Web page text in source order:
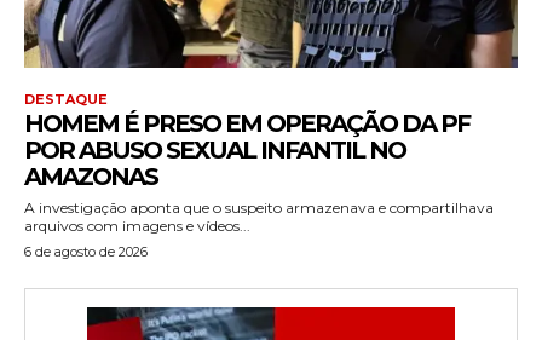
DESTAQUE
HOMEM É PRESO EM OPERAÇÃO DA PF
POR ABUSO SEXUAL INFANTIL NO
AMAZONAS
A investigação aponta que o suspeito armazenava e compartilhava
arquivos com imagens e vídeos...
6 de agosto de 2026